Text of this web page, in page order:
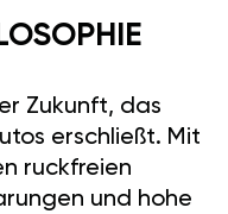
Zukunft, das
erschließt. Mit
ruckfreien
und hohe